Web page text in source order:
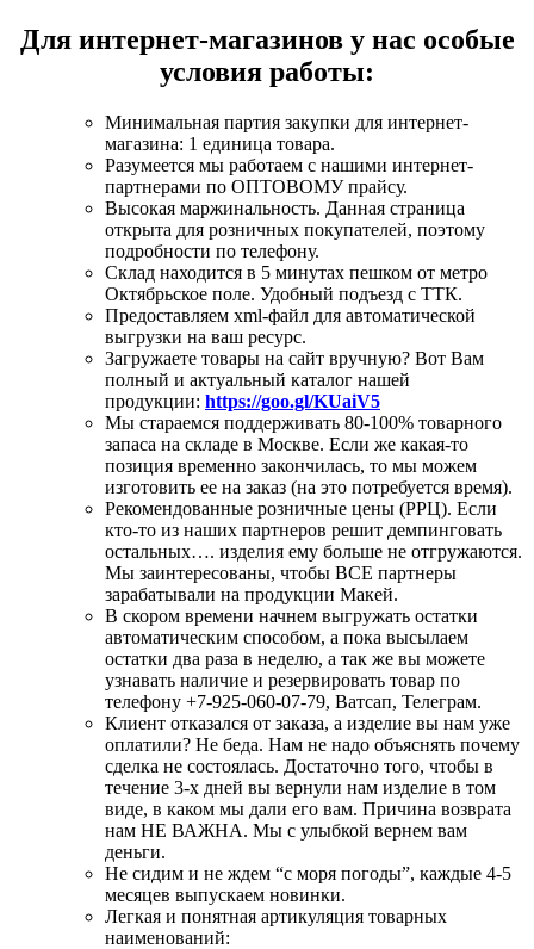
Для интернет-магазинов у нас особые
условия работы:
Минимальная партия закупки для интернет-
магазина: 1 единица товара.
Разумеется мы работаем с нашими интернет-
партнерами по ОПТОВОМУ прайсу.
Высокая маржинальность. Данная страница
открыта для розничных покупателей, поэтому
подробности по телефону.
Склад находится в 5 минутах пешком от метро
Октябрьское поле. Удобный подъезд с ТТК.
Предоставляем xml-файл для автоматической
выгрузки на ваш ресурс.
Загружаете товары на сайт вручную? Вот Вам
полный и актуальный каталог нашей
продукции: https://goo.gl/KUaiV5
Мы стараемся поддерживать 80-100% товарного
запаса на складе в Москве. Если же какая-то
позиция временно закончилась, то мы можем
изготовить ее на заказ (на это потребуется время).
Рекомендованные розничные цены (РРЦ). Если
кто-то из наших партнеров решит демпинговать
остальных…. изделия ему больше не отгружаются.
Мы заинтересованы, чтобы ВСЕ партнеры
зарабатывали на продукции Макей.
В скором времени начнем выгружать остатки
автоматическим способом, а пока высылаем
остатки два раза в неделю, а так же вы можете
узнавать наличие и резервировать товар по
телефону +7-925-060-07-79, Ватсап, Телеграм.
Клиент отказался от заказа, а изделие вы нам уже
оплатили? Не беда. Нам не надо объяснять почему
сделка не состоялась. Достаточно того, чтобы в
течение 3-х дней вы вернули нам изделие в том
виде, в каком мы дали его вам. Причина возврата
нам НЕ ВАЖНА. Мы с улыбкой вернем вам
деньги.
Не сидим и не ждем “с моря погоды”, каждые 4-5
месяцев выпускаем новинки.
Легкая и понятная артикуляция товарных
наименований: